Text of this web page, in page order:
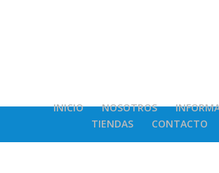
INICIO NOSOTROS
TIENDAS
CONTACTO